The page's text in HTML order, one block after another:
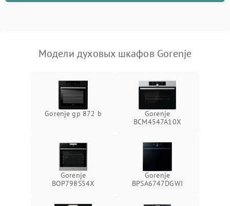
Модели духовых шкафов Gorenje
Gorenje gp 872 b
Gorenje
BCM4547A10X
Gorenje
BOP798S54X
Gorenje
BPSA6747DGWI